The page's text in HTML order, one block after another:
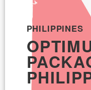
PHILIPPINES